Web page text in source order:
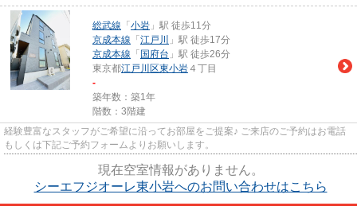
総武線 「 小岩 」駅 徒歩11分
京成本線 「 江戸川
」駅 徒歩17分
京成本線 「 国府台 」駅 徒歩26分
東京都江戸川区東小岩 ４丁目
-
築年数：築1年
階数：3階建
経験豊富なスタッフがご希望に沿ってお部屋をご提案♪ ご来店のご予約はお電話
もしくは下記ご予約フォームよりお願いします。
現在空室情報がありません。
シーエフジオーレ東小岩へのお問い合わせはこちら